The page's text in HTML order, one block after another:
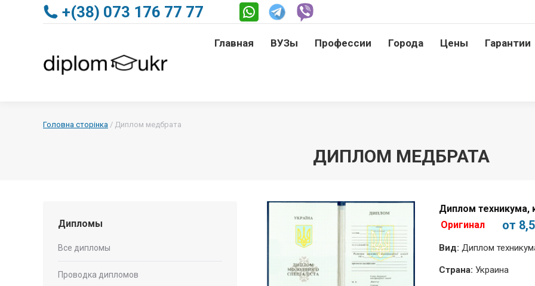
+(38) 073 176 77 77
Главная ВУЗы Профессии Города Цены Гарантии
Головна сторінка / Диплом медбрата
ДИПЛОМ МЕДБРАТА
Диплом техникума,
Оригинал
от
Вид: Диплом
Страна: Украина
Дипломы
Все дипломы
Проводка дипломов
Главная ВУЗы